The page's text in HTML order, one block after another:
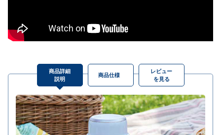
商品詳細
説明
商品仕様
レビュー
を見る